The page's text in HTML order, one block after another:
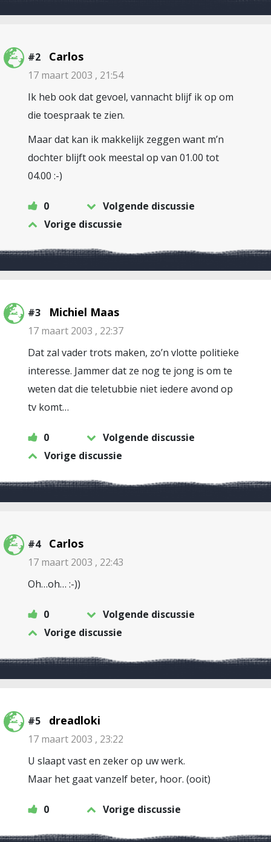
#2 Carlos
17 maart 2003 , 21:54
Ik heb ook dat gevoel, vannacht blijf ik op om
die toespraak te zien.
Maar dat kan ik makkelijk zeggen want m’n
dochter blijft ook meestal op van 01.00 tot
04.00 :-)
0
Volgende discussie
Vorige discussie
#3 Michiel Maas
17 maart 2003 , 22:37
Dat zal vader trots maken, zo’n vlotte politieke
interesse. Jammer dat ze nog te jong is om te
weten dat die teletubbie niet iedere avond op
tv komt…
0
Volgende discussie
Vorige discussie
#4 Carlos
17 maart 2003 , 22:43
Oh…oh… :-))
0
Volgende discussie
Vorige discussie
#5 dreadloki
17 maart 2003 , 23:22
U slaapt vast en zeker op uw werk.
Maar het gaat vanzelf beter, hoor. (ooit)
0 Vorige discussie